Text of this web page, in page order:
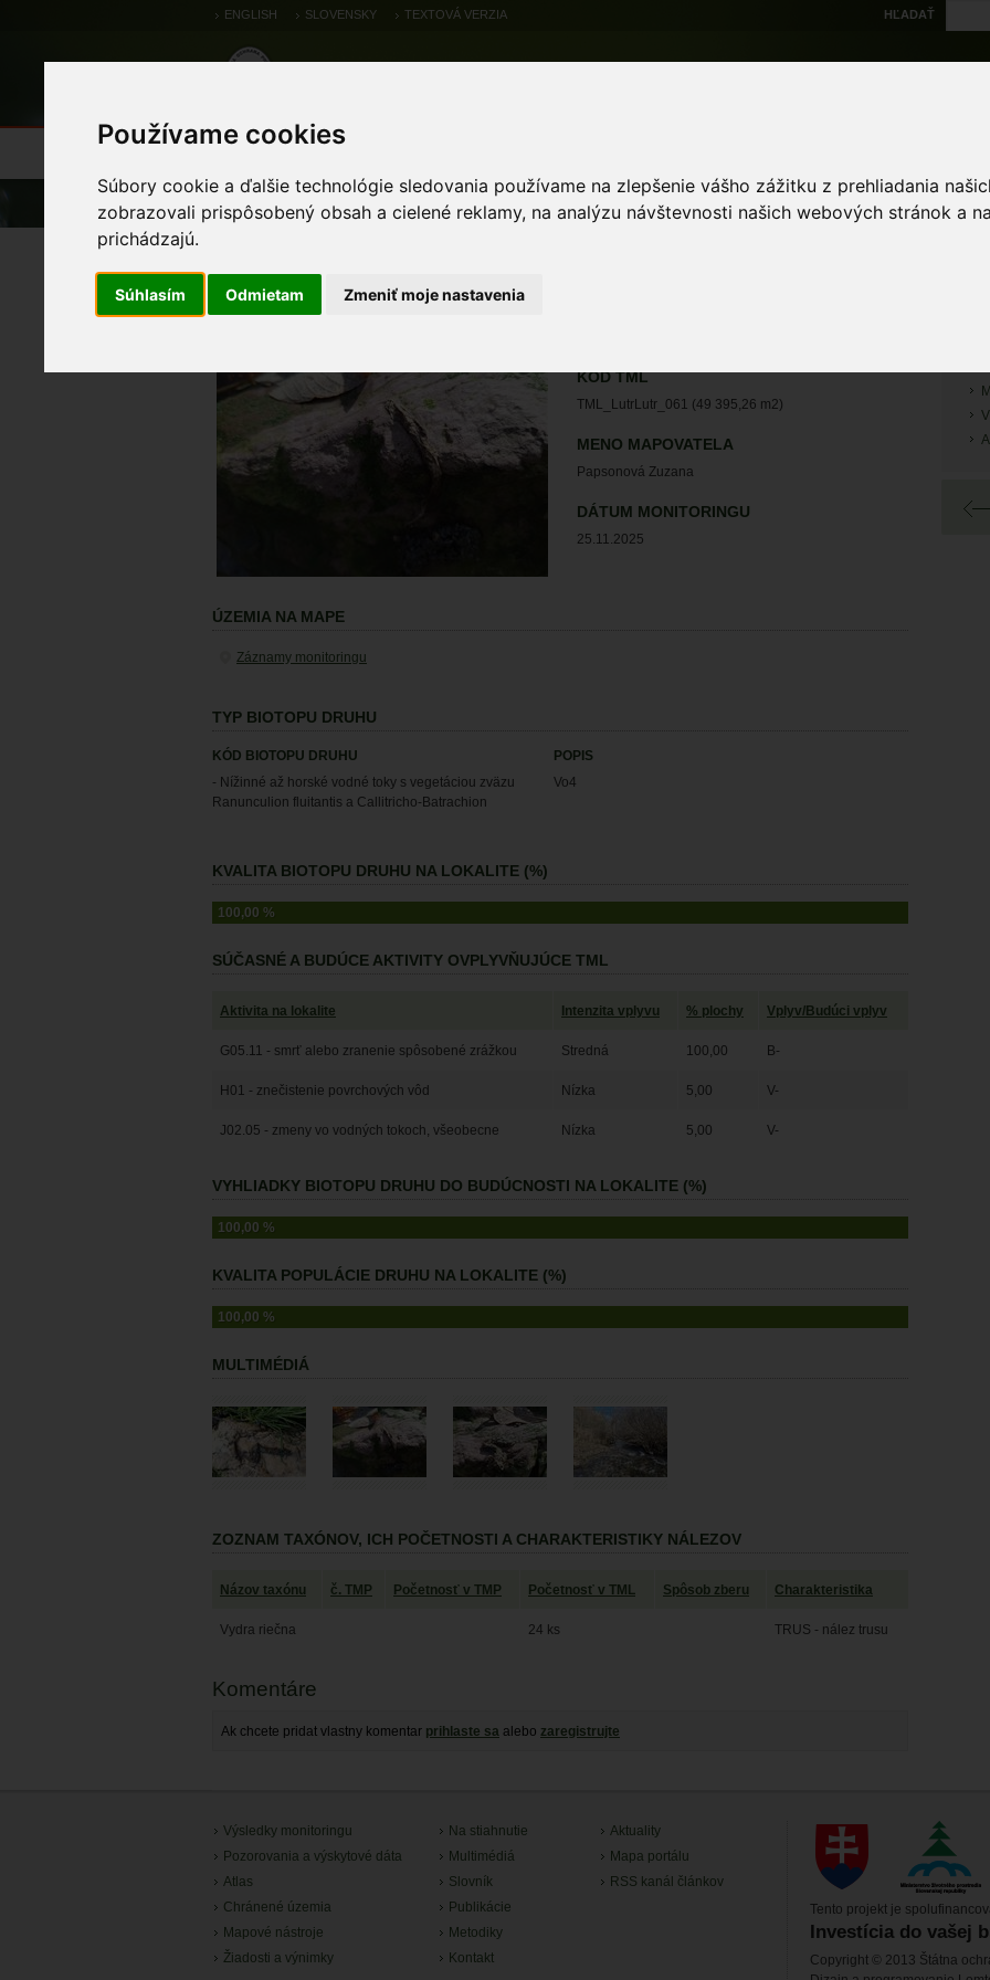
Používame cookies
Súbory cookie a ďalšie technológie sledovania používame na zlepšenie vášho zážitku z prehliadania
zobrazovali prispôsobený obsah a cielené reklamy, na analýzu návštevnosti našich webových stránok a
prichádzajú.
Súhlasím Odmietam Zmeniť moje nastavenia
ENGLISH SLOVENSKY TEXTOVÁ VERZIA HĽADAŤ
Úvod
Vydra riečna
KÓD TML
TML_LutrLutr_061 (49 395,26 m2)
MENO MAPOVATELA
Papsonová Zuzana
DÁTUM MONITORINGU
25.11.2025
ÚZEMIA NA MAPE
Záznamy monitoringu
TYP BIOTOPU DRUHU
KÓD BIOTOPU DRUHU
- Nížinné až horské vodné toky s vegetáciou zväzu
Ranunculion fluitantis a Callitricho-Batrachion
POPIS
Vo4
KVALITA BIOTOPU DRUHU NA LOKALITE (%)
100,00 %
SÚČASNÉ A BUDÚCE AKTIVITY OVPLYVŇUJÚCE TML
Aktivita na lokalite Intenzita vplyvu % plochy Vplyv/Budúci vplyv
G05.11 - smrť alebo zranenie spôsobené zrážkou Stredná 100,00 B-
H01 - znečistenie povrchových vôd Nízka 5,00 V-
J02.05 - zmeny vo vodných tokoch, všeobecne Nízka 5,00 V-
VYHLIADKY BIOTOPU DRUHU DO BUDÚCNOSTI NA LOKALITE (%)
100,00 %
KVALITA POPULÁCIE DRUHU NA LOKALITE (%)
100,00 %
MULTIMÉDIÁ
ZOZNAM TAXÓNOV, ICH POČETNOSTI A CHARAKTERISTIKY NÁLEZOV
Názov taxónu č. TMP Početnosť v TMP Početnosť v TML Spôsob zberu Charakteristika
Vydra riečna 24 ks TRUS - nález trusu
Komentáre
Ak chcete pridat vlastny komentar prihlaste sa alebo zaregistrujte
Výsledky monitoringu
Pozorovania a výskytové dáta
Atlas
Chránené územia
Mapové nástroje
Žiadosti a výnimky
Na stiahnutie
Multimédiá
Slovník
Publikácie
Metodiky
Kontakt
Aktuality
Mapa portálu
RSS kanál článkov
Tento projekt je
Investícia do vašej
Copyright © 2013 Štátna